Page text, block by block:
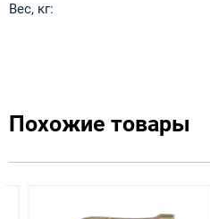
Вес, кг:
Похожие товары